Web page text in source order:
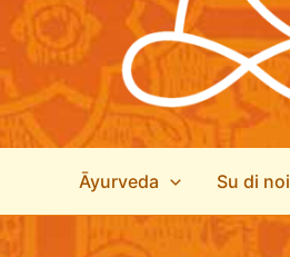
Āyurveda Su di noi